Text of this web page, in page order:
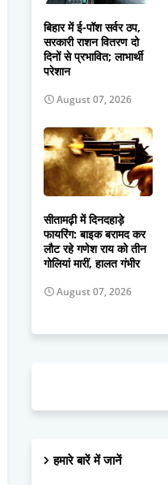
बिहार में ई-पॉश सर्वर ठप,
सरकारी राशन वितरण दो
दिनों से प्रभावित; लाभार्थी
परेशान
August 07, 2026
सीतामढ़ी में दिनदहाड़े
फायरिंग: बाइक बरामद कर
लौट रहे गणेश राय को तीन
गोलियां मारीं, हालत गंभीर
August 07, 2026
हमारे बारें में जानें